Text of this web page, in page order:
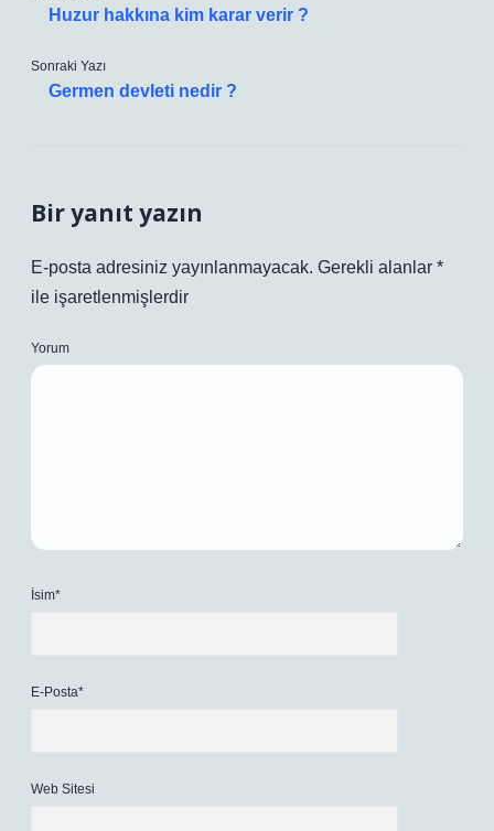
Huzur hakkına kim karar verir ?
Sonraki Yazı
Germen devleti nedir ?
Bir yanıt yazın
E-posta adresiniz yayınlanmayacak. Gerekli alanlar *
ile işaretlenmişlerdir
Yorum
İsim*
E-Posta*
Web Sitesi